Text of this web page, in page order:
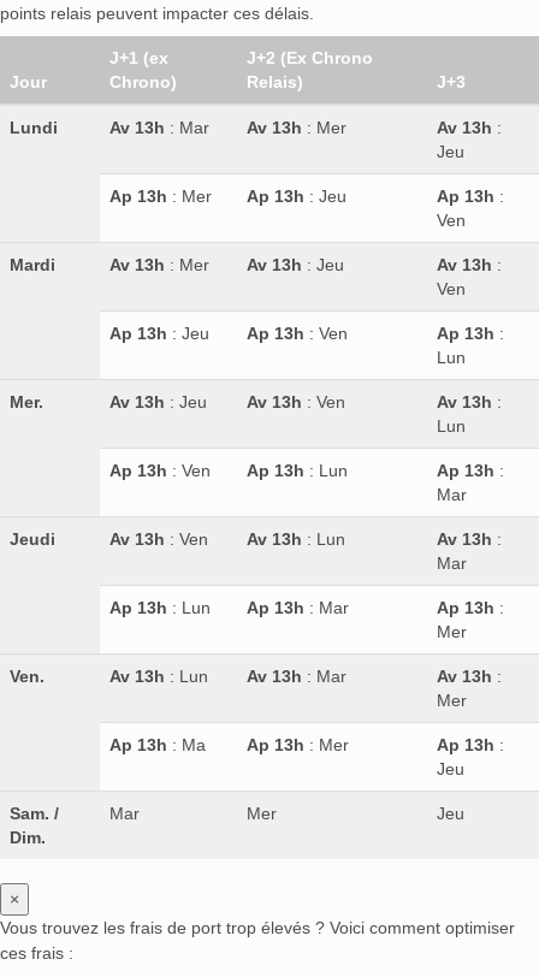
points relais peuvent impacter ces délais.
Jour
J+1 (ex
Chrono)
J+2 (Ex Chrono
Relais)
J+3
Lundi Av 13h : Mar Av 13h : Mer Av 13h :
Jeu
Ap 13h : Mer Ap 13h : Jeu Ap 13h :
Ven
Mardi Av 13h : Mer Av 13h : Jeu Av 13h :
Ven
Ap 13h : Jeu Ap 13h : Ven Ap 13h :
Lun
Mer. Av 13h : Jeu Av 13h : Ven Av 13h :
Lun
Ap 13h : Ven Ap 13h : Lun Ap 13h :
Mar
Jeudi Av 13h : Ven Av 13h : Lun Av 13h :
Mar
Ap 13h : Lun Ap 13h : Mar Ap 13h :
Mer
Ven. Av 13h : Lun Av 13h : Mar Av 13h :
Mer
Ap 13h : Ma Ap 13h : Mer Ap 13h :
Jeu
Sam. /
Dim.
Mar Mer Jeu
×
Vous trouvez les frais de port trop élevés ? Voici comment optimiser
ces frais :